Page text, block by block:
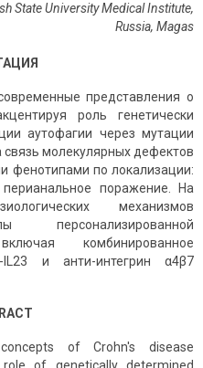
State University Medical Institute,
Russia, Magas
представления о
роль генетически
аутофагии через мутации
связь молекулярных дефектов
фенотипами по локализации:
поражение. На
механизмов
персонализированной
комбинированное
IL23 и анти-интегрин α4β7
of Crohn's disease